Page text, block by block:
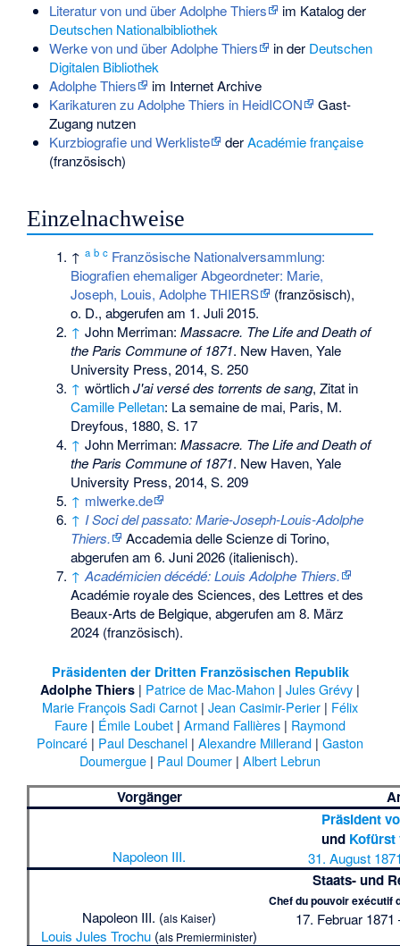
Literatur von und über Adolphe Thiers
im Katalog der
Deutschen Nationalbibliothek
Werke von und über Adolphe Thiers
in der Deutschen
Digitalen Bibliothek
Adolphe Thiers
im Internet Archive
Karikaturen zu Adolphe Thiers in HeidICON
Gast-
Zugang nutzen
Kurzbiografie und Werkliste
derAcadémie française
(französisch)
Einzelnachweise
↑a b c Französische Nationalversammlung:
Biografien ehemaliger Abgeordneter: Marie,
Joseph, Louis, Adolphe THIERS
(französisch),
o. D., abgerufen am 1. Juli 2015.
↑ John Merriman:Massacre. The Life and Death of
the Paris Commune of 1871. New Haven, Yale
University Press, 2014, S. 250
↑ wörtlichJ'ai versé des torrents de sang, Zitat in
Camille Pelletan: La semaine de mai, Paris, M.
Dreyfous, 1880, S. 17
↑ John Merriman:Massacre. The Life and Death of
the Paris Commune of 1871. New Haven, Yale
University Press, 2014, S. 209
↑ mlwerke.de
↑ I Soci del passato: Marie-Joseph-Louis-Adolphe
Thiers.
Accademia delle Scienze di Torino,
abgerufen am 6. Juni 2026 (italienisch).
↑ Académicien décédé: Louis Adolphe Thiers.
Académie royale des Sciences, des Lettres et des
Beaux-Arts de Belgique, abgerufen am 8. März
2024 (französisch).
Präsidenten der Dritten Französischen Republik
Adolphe Thiers | Patrice de Mac-Mahon | Jules Grévy |
Marie François Sadi Carnot | Jean Casimir-Perier | Félix
Faure | Émile Loubet | Armand Fallières | Raymond
Poincaré | Paul Deschanel | Alexandre Millerand | Gaston
Doumergue | Paul Doumer | Albert Lebrun
Vorgänger
Napoleon III.
Präsident
und Kofürst
31. August
Napoleon III. (als Kaiser)
Louis Jules Trochu (als Premierminister)
Staats- und
Chef du pouvoir exécutif
17. Februar